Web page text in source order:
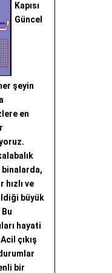
Kapısı
Güncel
şeyin
en
hızlı ve
büyük
hayati
çıkış
bir